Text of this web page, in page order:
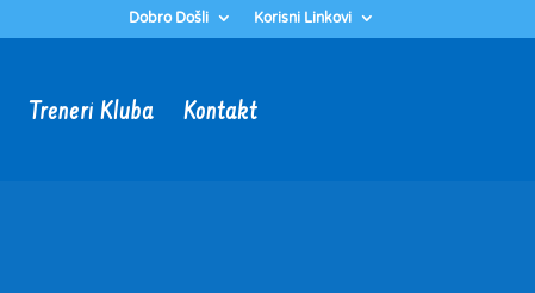
Dobro Došli Korisni Linkovi
Treneri Kluba Kontakt